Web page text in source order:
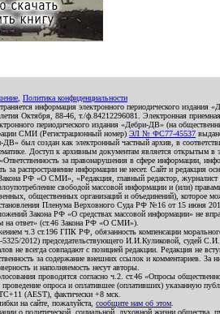
Политика конфиденциальности
информация электронного периодического
Октября, 88-46, т./ф.84212296081. Электронная
периодического издания «Дебри-ДВ» (на
СМИ (Регистрационный номер) ЭЛ № ФС77-45537
был создан как электронный частный архив, в
Доступ к архивным документам является открытым в
за правонарушения в сфере информации,
за распространение информации не несет. Сайт и
РФ «О СМИ», «Редакция, главный редактор, журналист
свободой массовой информации и (или)
общественных организаций и объединений), которое
Пленума Верховного Суда РФ №16 от 15 июня
Закона РФ «О средствах массовой информации» не
на ответ» (ст.46 Закона РФ «О СМИ»).
ч.3 ст.196 ГПК РФ, обязанность компенсации
2012) председательствующего И.И.Куликовой, судей
не всегда совпадают с позицией редакции. Редакция не
за содержание внешних ссылок и комментариев.
и наполняемость несут авторы.
проводятся согласно ч.2. ст.46 «Опросы
проведение опроса и оплатившее (оплативших) указанную
(AEST), фактически +8 мск.
на сайте, пожалуйста, сообщите нам об этом
о политической, социальной, духовной жизни